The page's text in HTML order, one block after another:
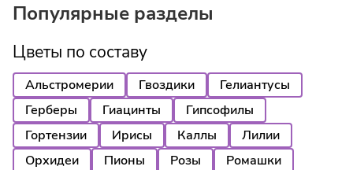
Популярные разделы
Цветы по составу
Альстромерии Гвоздики
Гелиантусы
Герберы
Гиацинты
Гипсофилы
Гортензии
Ирисы Каллы
Лилии
Орхидеи
Пионы Розы
Ромашки